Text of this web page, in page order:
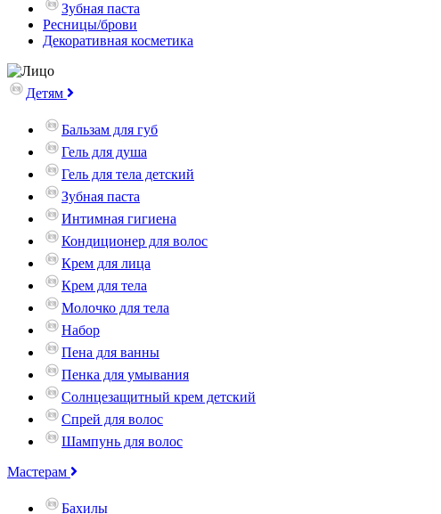
Зубная паста
Ресницы/брови
Декоративная косметика
Детям
Бальзам для губ
Гель для душа
Гель для тела детский
Зубная паста
Интимная гигиена
Кондиционер для волос
Крем для лица
Крем для тела
Молочко для тела
Набор
Пена для ванны
Пенка для умывания
Солнцезащитный крем детский
Спрей для волос
Шампунь для волос
Мастерам
Бахилы